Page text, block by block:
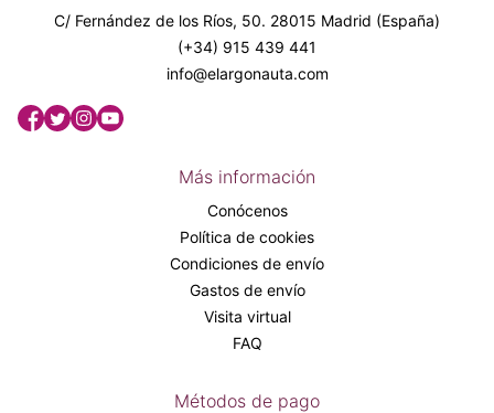
C/ Fernández de los Ríos, 50. 28015 Madrid (España)
(+34) 915 439 441
info@elargonauta.com
Más información
Conócenos
Política de cookies
Condiciones de envío
Gastos de envío
Visita virtual
FAQ
Métodos de pago